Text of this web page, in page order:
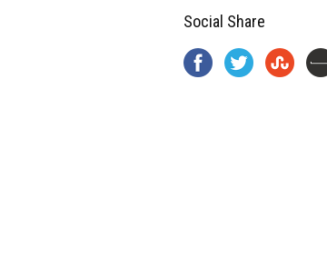
Social Share